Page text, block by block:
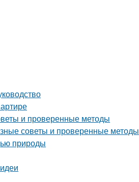
и проверенные методы
советы и проверенные методы
природы